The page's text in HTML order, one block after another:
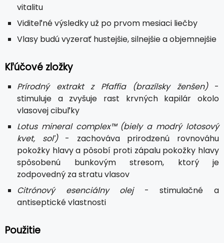
vitalitu
Viditeľné výsledky už po prvom mesiaci liečby
Vlasy budú vyzerať hustejšie, silnejšie a objemnejšie
Kľúčové zložky
Prírodný extrakt z Pfaffia (brazílsky ženšen)-
stimuluje a zvyšuje rast krvných kapilár okolo
vlasovej cibuľky
Lotus mineral complex™ (biely a modrý lotosový
kvet, soľ)- zachováva prirodzenú rovnováhu
pokožky hlavy a pôsobí proti zápalu pokožky hlavy
spôsobenú bunkovým stresom, ktorý je
zodpovedný za stratu vlasov
Citrónový esenciálny olej- stimulačné a
antiseptické vlastnosti
Použitie